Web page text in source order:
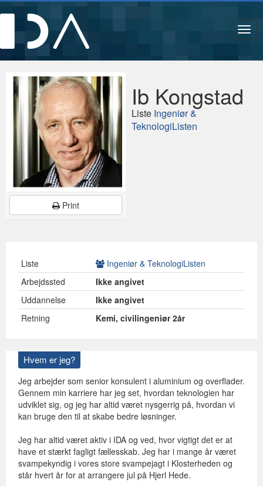
Print
Ib Kongstad
Liste Ingeniør &
TeknologiListen
Liste
Ingeniør & TeknologiListen
Arbejdssted
Ikke angivet
Uddannelse
Ikke angivet
Retning
Kemi, civilingeniør 2år
Hvem er jeg?
Jeg arbejder som senior konsulent i aluminium og overflader.
Gennem min karriere har jeg set, hvordan teknologien har
udviklet sig, og jeg har altid været nysgerrig på, hvordan vi
kan bruge den til at skabe bedre løsninger.
Jeg har altid været aktiv i IDA og ved, hvor vigtigt det er at
have et stærkt fagligt fællesskab. Jeg har i mange år været
svampekyndig i vores store svampejagt i Klosterheden og
står hvert år for at arrangere jul på Hjerl Hede.